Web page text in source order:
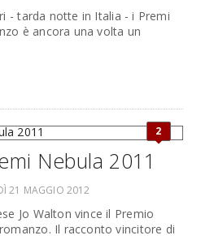
- tarda notte in Italia - i Premi
è ancora una volta un
2
Nebula 2011
21 MAGGIO 2012
Jo Walton vince il Premio
Il racconto vincitore di